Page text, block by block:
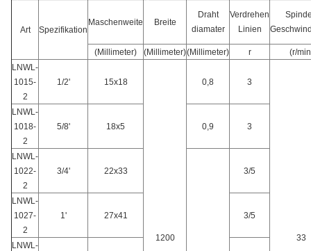
Art Spezifikation
Maschenweite Breite
Draht
diamater
Verdrehen
Linien
(Millimeter) (Millimeter)(Millimeter) r
(r/
LNWL-
1015-
2
1/2' 15x18
1200
0,8 3
33
LNWL-
1018-
2
5/8' 18x5 0,9 3
LNWL-
1022-
2
3/4' 22x33 3/5
LNWL-
1027-
2
1' 27x41 3/5
LNWL-